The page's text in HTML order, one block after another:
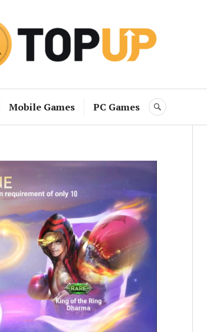
RRQ Topup Blog
Mobile Games PC Games SEARCH